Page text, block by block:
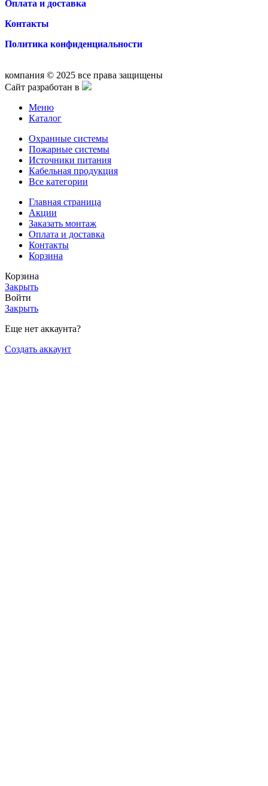
Оплата и доставка
Контакты
Политика конфиденциальности
компания © 2025 все права защищены
Сайт разработан в
Меню
Каталог
Охранные системы
Пожарные системы
Источники питания
Кабельная продукция
Все категории
Главная страница
Акции
Заказать монтаж
Оплата и доставка
Контакты
Корзина
Корзина
Закрыть
Войти
Закрыть
Еще нет аккаунта?
Создать аккаунт